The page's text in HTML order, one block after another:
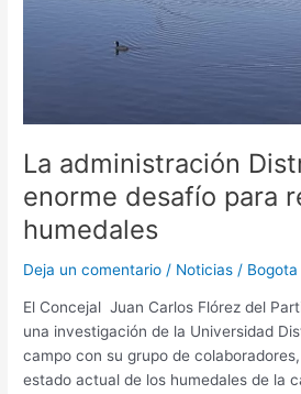
La administración
enorme desafío para
humedales
Deja un comentario / Noticias / Bogota
El Concejal Juan Carlos Flórez del
una investigación de la Universidad
campo con su grupo de
estado actual de los humedales de la